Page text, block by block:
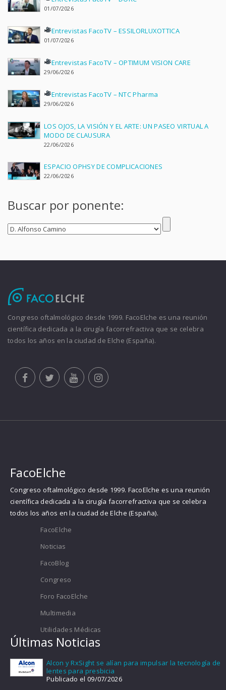
01/07/2026
Entrevistas FacoTV – ESSILORLUXOTTICA
01/07/2026
Entrevistas FacoTV – OPTIMUM VISION CARE
29/06/2026
Entrevistas FacoTV – NTC Pharma
29/06/2026
LOS OJOS, LA VISIÓN Y EL ARTE: UN PASEO VIRTUAL A
MODO DE CLAUSURA
22/06/2026
ESPACIO OPHSY DE COMPLICACIONES
22/06/2026
Buscar por ponente:
Congreso oftalmológico desde 1999. FacoElche es una reunión
científica dedicada a la cirugía facorrefractiva que se celebra
todos los años en la ciudad de Elche (España).
FacoElche
Congreso oftalmológico desde 1999. FacoElche es una reunión
científica dedicada a la cirugía facorrefractiva que se celebra
todos los años en la ciudad de Elche (España).
FacoElche
Noticias
FacoBlog
Congreso
Foro FacoElche
Multimedia
Utilidades Médicas
Últimas Noticias
Alcon y RxSight se alían para impulsar la tecnología de
lentes para presbicia
Publicado el 09/07/2026